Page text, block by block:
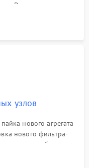
Ремонт или замена
узлов
нового агрегата
нового фильтра-
обдува,
дверных петель.